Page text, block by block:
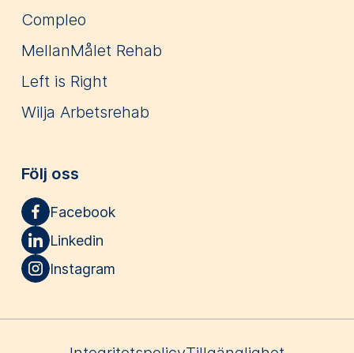
Compleo
MellanMålet Rehab
Left is Right
Wilja Arbetsrehab
Följ oss
Facebook
Linkedin
Instagram